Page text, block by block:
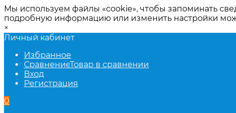
Мы используем файлы «cookie», чтобы запоминать
подробную информацию или изменить настройки
×
Личный кабинет
Избранное
СравнениеТовар в сравнении
Вход
Регистрация
0